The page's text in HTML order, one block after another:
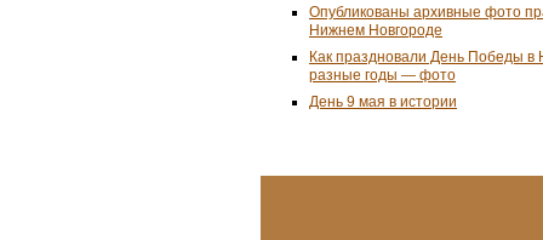
Опубликованы архивные фото
Нижнем Новгороде
Как праздновали День Победы в
разные годы — фото
День 9 мая в истории